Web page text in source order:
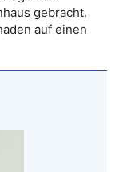
gebracht.
auf einen